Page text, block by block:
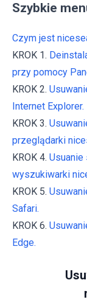
Szybkie
Czym jest
KROK 1.
przy pomocy
KROK 2.
Internet Explorer.
KROK 3.
przeglądarki
KROK 4. Usuanie
wyszukiwarki
KROK 5.
Safari.
KROK 6.
Edge.